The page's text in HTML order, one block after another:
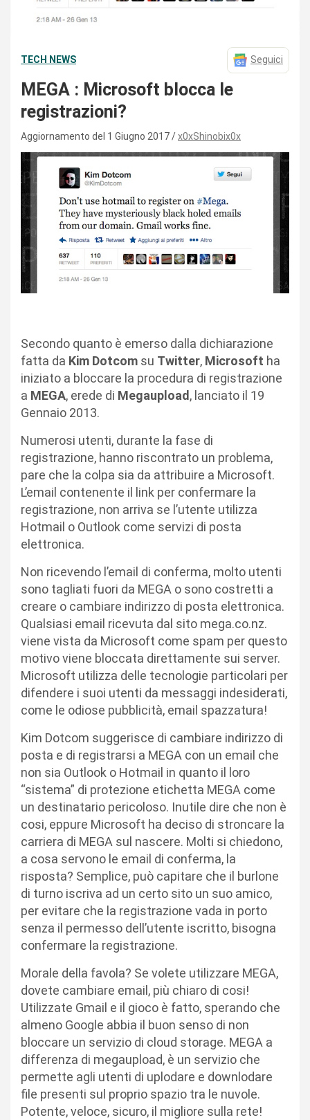
TECH NEWS Seguici
MEGA : Microsoft blocca le
registrazioni?
Aggiornamento del 1 Giugno 2017 x0xShinobix0x
Secondo quanto è emerso dalla dichiarazione
fatta da Kim Dotcom su Twitter, Microsoft ha
iniziato a bloccare la procedura di registrazione
a MEGA, erede di Megaupload , lanciato il 19
Gennaio 2013.
Numerosi utenti, durante la fase di
registrazione, hanno riscontrato un problema,
pare che la colpa sia da attribuire a Microsoft.
L’email contenente il link per confermare la
registrazione, non arriva se l’utente utilizza
Hotmail o Outlook come servizi di posta
elettronica.
Non ricevendo l’email di conferma, molto utenti
sono tagliati fuori da MEGA o sono costretti a
creare o cambiare indirizzo di posta elettronica.
Qualsiasi email ricevuta dal sito mega.co.nz.
viene vista da Microsoft come spam per questo
motivo viene bloccata direttamente sui server.
Microsoft utilizza delle tecnologie particolari per
difendere i suoi utenti da messaggi indesiderati,
come le odiose pubblicità, email spazzatura!
Kim Dotcom suggerisce di cambiare indirizzo di
posta e di registrarsi a MEGA con un email che
non sia Outlook o Hotmail in quanto il loro
“sistema” di protezione etichetta MEGA come
un destinatario pericoloso. Inutile dire che non è
cosi, eppure Microsoft ha deciso di stroncare la
carriera di MEGA sul nascere. Molti si chiedono,
a cosa servono le email di conferma, la
risposta? Semplice, può capitare che il burlone
di turno iscriva ad un certo sito un suo amico,
per evitare che la registrazione vada in porto
senza il permesso dell’utente iscritto, bisogna
confermare la registrazione.
Morale della favola? Se volete utilizzare MEGA,
dovete cambiare email, più chiaro di cosi!
Utilizzate Gmail e il gioco è fatto, sperando che
almeno Google abbia il buon senso di non
bloccare un servizio di cloud storage. MEGA a
differenza di megaupload, è un servizio che
permette agli utenti di uplodare e downlodare
file presenti sul proprio spazio tra le nuvole.
Potente, veloce, sicuro, il migliore sulla rete!